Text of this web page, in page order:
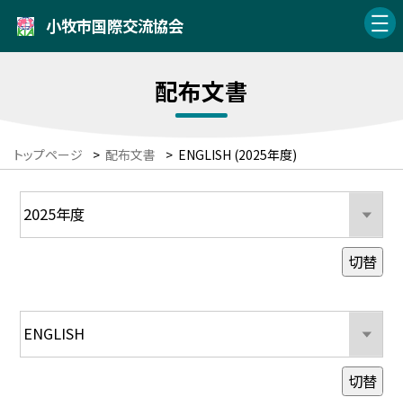
小牧市国際交流協会
配布文書
トップページ > 配布文書 > ENGLISH (2025年度)
切替
切替